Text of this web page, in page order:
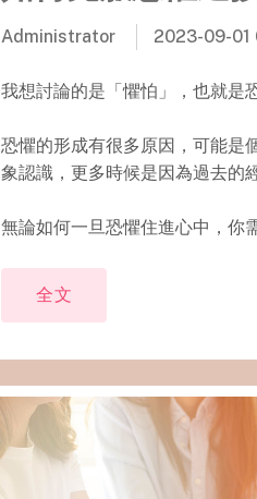
Administrator 2023-09-01
我想討論的是「懼怕」，也就是
恐懼的形成有很多原因，可能是
象認識，更多時候是因為過去的
無論如何一旦恐懼住進心中，你
全文